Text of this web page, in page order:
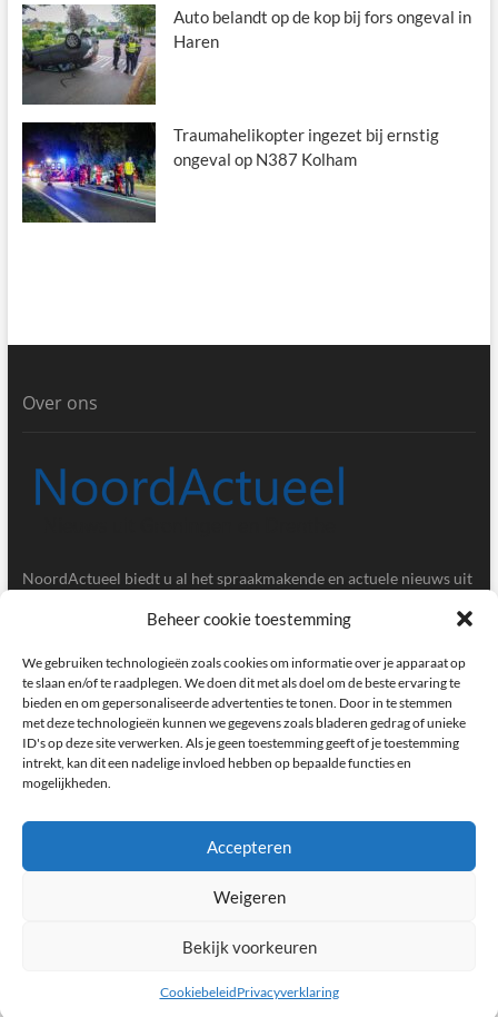
Beheer cookie toestemming
We gebruiken technologieën zoals cookies om informatie over je apparaat op
te slaan en/of te raadplegen. We doen dit met als doel om de beste ervaring te
bieden en om gepersonaliseerde advertenties te tonen. Door in te stemmen
met deze technologieën kunnen we gegevens zoals bladeren gedrag of unieke
ID's op deze site verwerken. Als je geen toestemming geeft of je toestemming
intrekt, kan dit een nadelige invloed hebben op bepaalde functies en
mogelijkheden.
Accepteren
Weigeren
Bekijk voorkeuren
CookiebeleidPrivacyverklaring
Auto belandt op de kop bij fors ongeval in
Haren
Traumahelikopter ingezet bij ernstig
ongeval op N387 Kolham
Over ons
NoordActueel biedt u al het spraakmakende en actuele nieuws uit
Gegevens
Postbus 5020, 9700GA, Groningen
redactie@noordactueel.nl
| WordPress | © Copyright All right reserved